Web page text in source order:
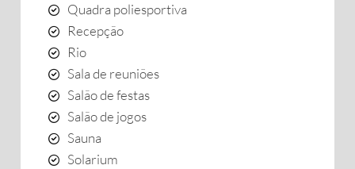
Quadra poliesportiva
Recepção
Rio
Sala de reuniões
Salão de festas
Salão de jogos
Sauna
Solarium